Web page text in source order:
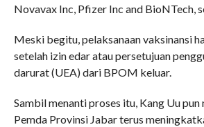
Novavax Inc, Pfizer Inc and BioNTech,
Meski begitu, pelaksanaan vaksinansi
setelah izin edar atau persetujuan
darurat (UEA) dari BPOM keluar.
Sambil menanti proses itu, Kang Uu pun
Pemda Provinsi Jabar terus